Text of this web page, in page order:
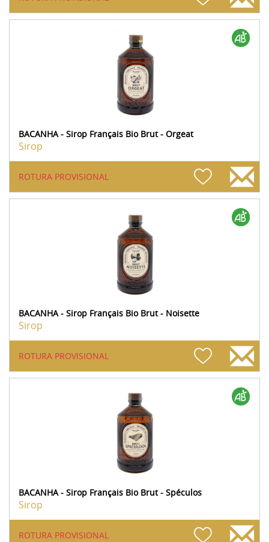
BACANHA - Sirop Français Bio Brut - Orgeat
Sirop
ROTURA PROVISIONAL
BACANHA - Sirop Français Bio Brut - Noisette
Sirop
ROTURA PROVISIONAL
BACANHA - Sirop Français Bio Brut - Spéculos
Sirop
ROTURA PROVISIONAL